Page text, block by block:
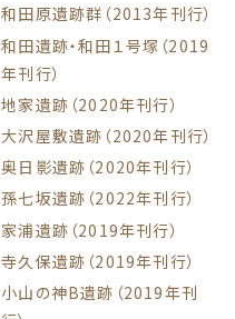
和田原遺跡群（2013年刊行）
和田遺跡・和田１号塚（2019
年刊行）
地家遺跡（2020年刊行）
大沢屋敷遺跡（2020年刊行）
奥日影遺跡（2020年刊行）
孫七坂遺跡（2022年刊行）
家浦遺跡（2019年刊行）
寺久保遺跡（2019年刊行）
小山の神B遺跡（2019年刊